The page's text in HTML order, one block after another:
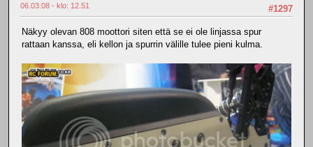
#1297
06.03.08 - klo: 12.51
Näkyy olevan 808 moottori siten että se ei ole linjassa spur
rattaan kanssa, eli kellon ja spurrin välille tulee pieni kulma.